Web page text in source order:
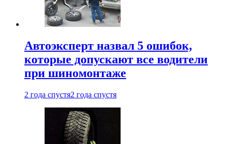
Автоэксперт назвал 5 ошибок,
которые допускают все водители
при шиномонтаже
2 года спустя2 года спустя